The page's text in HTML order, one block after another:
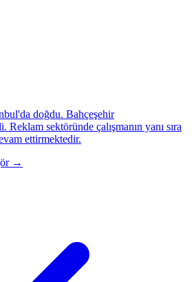
doğdu. Bahçeşehir
sektöründe çalışmanın yanı sıra
ettirmektedir.
→